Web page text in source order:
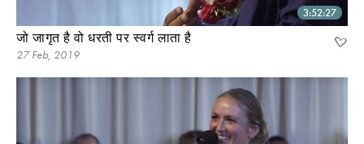
3:52:27
जो जागृत है वो धरती पर स्वर्ग लाता है
27 Feb, 2019